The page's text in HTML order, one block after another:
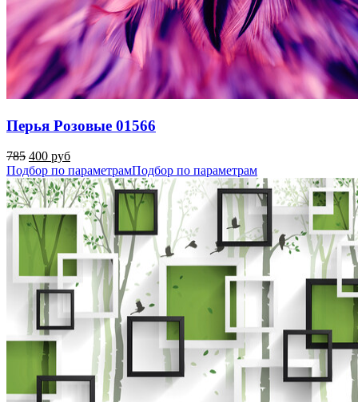
Перья Розовые 01566
785 400 руб
Подбор по параметрамПодбор по параметрам